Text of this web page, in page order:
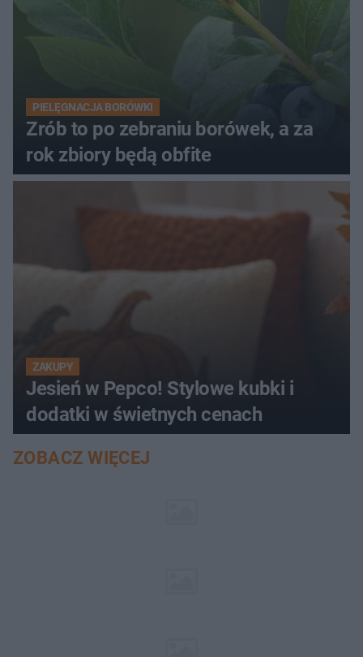
PIELĘGNACJA BORÓWKI
Zrób to po zebraniu borówek, a za
rok zbiory będą obfite
ZAKUPY
Jesień w Pepco! Stylowe kubki i
dodatki w świetnych cenach
ZOBACZ WIĘCEJ